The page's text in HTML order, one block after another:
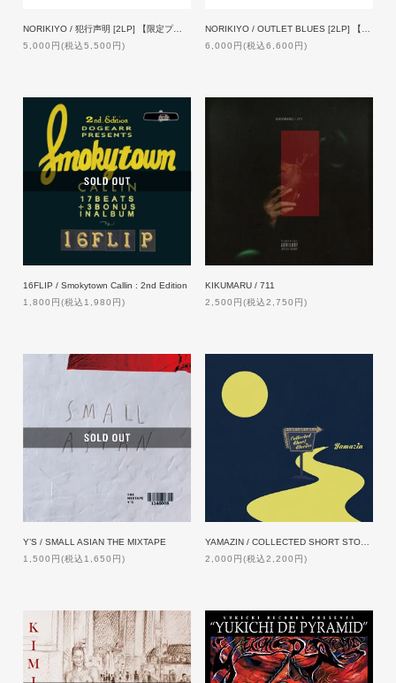
NORIKIYO / 犯行声明 [2LP] 【限定プレス】
5,000円(税込5,500円)
6,000円(税込6,600円)
16FLIP / Smokytown Callin : 2nd Edition
1,800円(税込1,980円)
KIKUMARU / 711
2,500円(税込2,750円)
Y’S / SMALL ASIAN THE MIXTAPE
1,500円(税込1,650円)
2,000円(税込2,200円)